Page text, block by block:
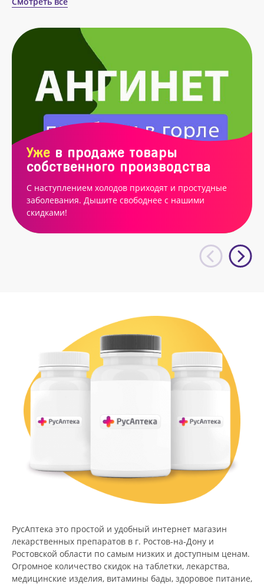
Уже в продаже товары
собственного производства
С наступлением холодов приходят и простудные
заболевания. Дышите свободнее с нашими
скидками!
РусАптека это простой и удобный интернет магазин
лекарственных препаратов в г. Ростов-на-Дону и
Ростовской области по самым низких и доступным ценам.
Огромное количество скидок на таблетки, лекарства,
медицинские изделия, витамины бады, здоровое питание,